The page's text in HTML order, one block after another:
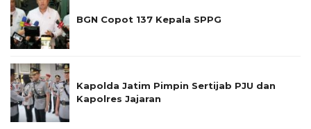
BGN Copot 137 Kepala SPPG
Kapolda Jatim Pimpin Sertijab PJU dan
Kapolres Jajaran